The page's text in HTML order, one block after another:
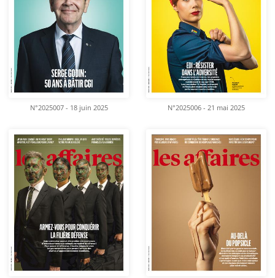
N°2025007 - 18 juin 2025 N°2025006 - 21 mai 2025